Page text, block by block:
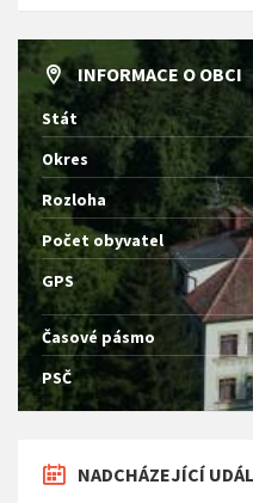
INFORMACE O OBCI
Stát
Okres
Rozloha
Počet obyvatel
GPS
Časové pásmo
PSČ
NADCHÁZEJÍCÍ